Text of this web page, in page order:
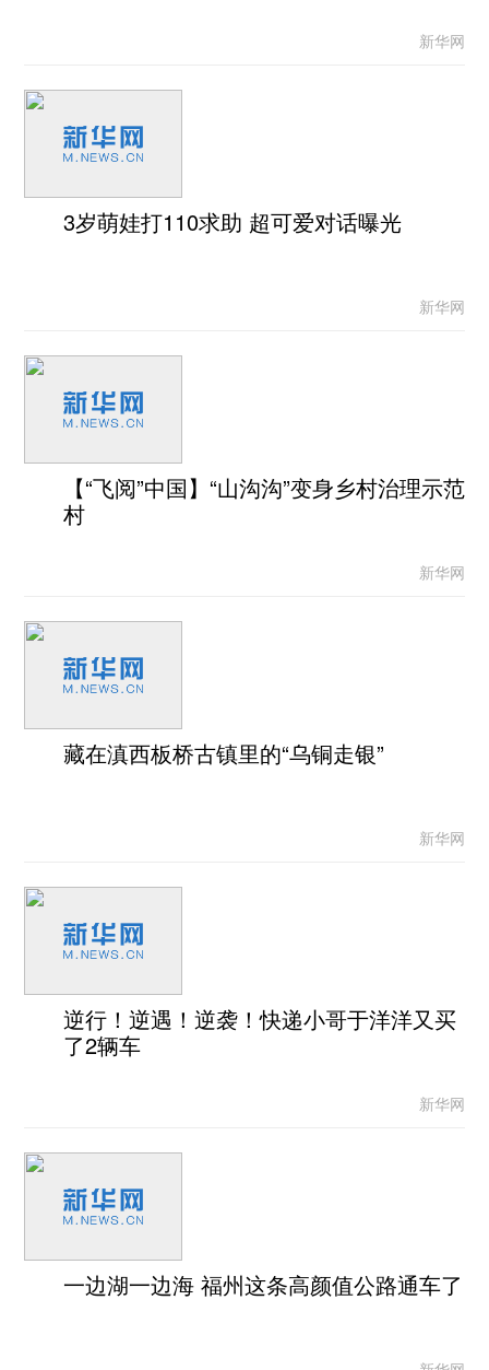
新华网
3岁萌娃打110求助 超可爱对话曝光
新华网
【“飞阅”中国】“山沟沟”变身乡村治理示范
村
新华网
藏在滇西板桥古镇里的“乌铜走银”
新华网
逆行！逆遇！逆袭！快递小哥于洋洋又买
了2辆车
新华网
一边湖一边海 福州这条高颜值公路通车了